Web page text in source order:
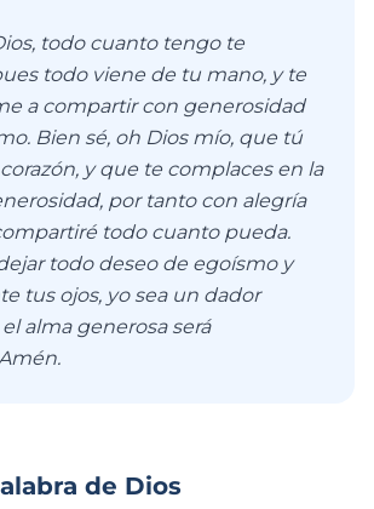
todo cuanto tengo te
todo viene de tu mano, y te
a compartir con generosidad
Bien sé, oh Dios mío, que tú
y que te complaces en la
por tanto con alegría
todo cuanto pueda.
todo deseo de egoísmo y
tus ojos, yo sea un dador
alma generosa será
de Dios